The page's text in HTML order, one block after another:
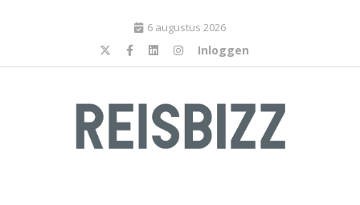
6 augustus 2026
Inloggen